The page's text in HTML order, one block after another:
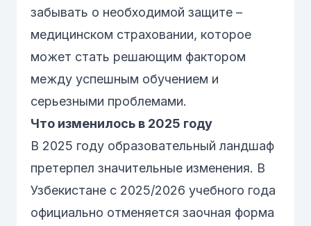
забывать о необходимой защите –
медицинском страховании, которое
может стать решающим фактором
между успешным обучением и
серьезными проблемами.
Что изменилось в 2025 году
В 2025 году образовательный ландшаф
претерпел значительные изменения. В
Узбекистане с 2025/2026 учебного года
официально отменяется заочная форма